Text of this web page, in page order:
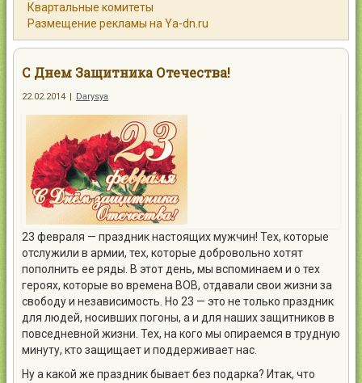
Помощь
Контакты
Квартальные комитеты
Размещение рекламы на Ya-dn.ru
С Днем Защитника Отечества!
22.02.2014 | Darysya
23 февраля — праздник настоящих мужчин! Тех, которые
отслужили в армии, тех, которые добровольно хотят
пополнить ее ряды. В этот день, мы вспоминаем и о тех
героях, которые во времена ВОВ, отдавали свои жизни за
свободу и независимость. Но 23 — это не только праздник
для людей, носивших погоны, а и для наших защитников в
повседневной жизни. Тех, на кого мы опираемся в трудную
минуту, кто защищает и поддерживает нас.
Ну а какой же праздник бывает без подарка? Итак, что